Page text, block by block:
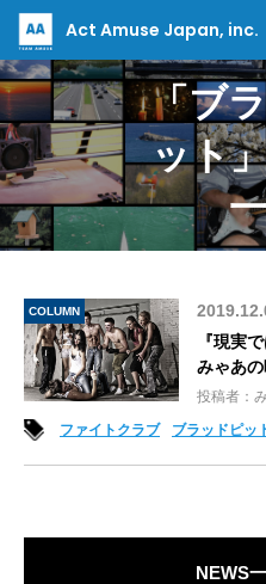
Act Amuse Japan, inc.
「ブ
ット
COLUMN
『現実
みゃあ
投稿者：
ファイトクラブ
ブラッドピッ
NEWS